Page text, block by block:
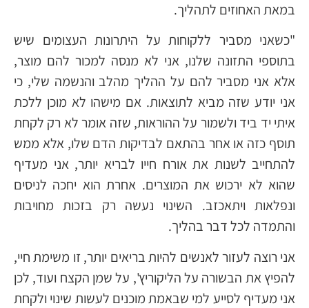
במאת האחוזים לתהליך.
"כשאני מסביר ללקוחות על היתרונות העצומים שיש
בתוספי התזונה שלנו, אני לא מנסה למכור להם מוצר,
אלא אני מסביר להם על ההליך מהלב והנשמה שלי, כי
אני יודע שזה מביא לתוצאות. אם מישהו לא מוכן ללכת
איתי יד ביד ולשמור על ההוראות, שזה אומר לא רק לקחת
תוסף כזה או אחר בהתאם לבדיקות הדם שלו, אלא ממש
להתחייב לשנות את אורח חייו לבריא יותר, אני מעדיף
שהוא לא ירכוש את המוצרים. אחרת הוא יחכה לניסים
ונפלאות ויתאכזב. השינוי נעשה רק בזכות מחויבות
והתמדה לכל דבר בהליך.
אני רוצה לעזור לאנשים להיות בריאים יותר, זו משימת חיי,
להפיץ את הבשורה על הליקוריץ', על שמן הקצח ועוד, לכן
אני מעדיף לסייע למי שבאמת מוכנים לעשות שינוי ולקחת